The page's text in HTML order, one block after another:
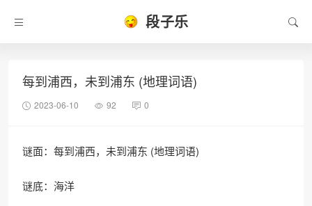
段子乐
每到浦西，未到浦东 (地理词语)
2023-06-10 92 0
谜面：每到浦西，未到浦东 (地理词语)
谜底：海洋